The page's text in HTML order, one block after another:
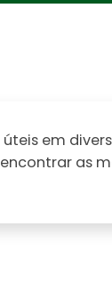
em
as